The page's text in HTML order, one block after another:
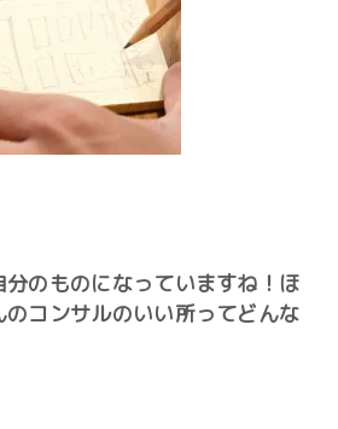
のものになっていますね！ほ
のコンサルのいい所ってどんな